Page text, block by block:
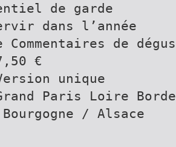
de garde
dans l’année
Commentaires de
€
unique
Paris Loire
/ Alsace